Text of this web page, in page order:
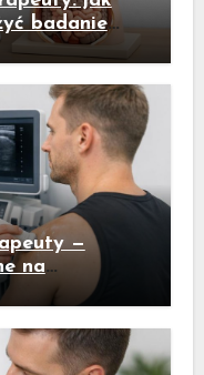
badanie
—
na